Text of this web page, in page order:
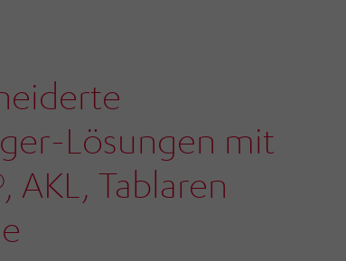
Lösungen mit
AKL, Tablaren